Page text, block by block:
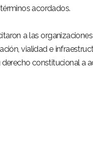
acordados.
a las
vialidad e
constitucional a